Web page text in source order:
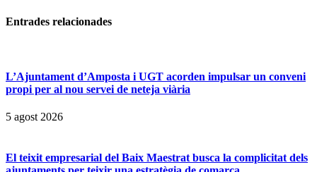
Entrades relacionades
L’Ajuntament d’Amposta i UGT acorden impulsar un conveni
propi per al nou servei de neteja viària
5 agost 2026
El teixit empresarial del Baix Maestrat busca la complicitat dels